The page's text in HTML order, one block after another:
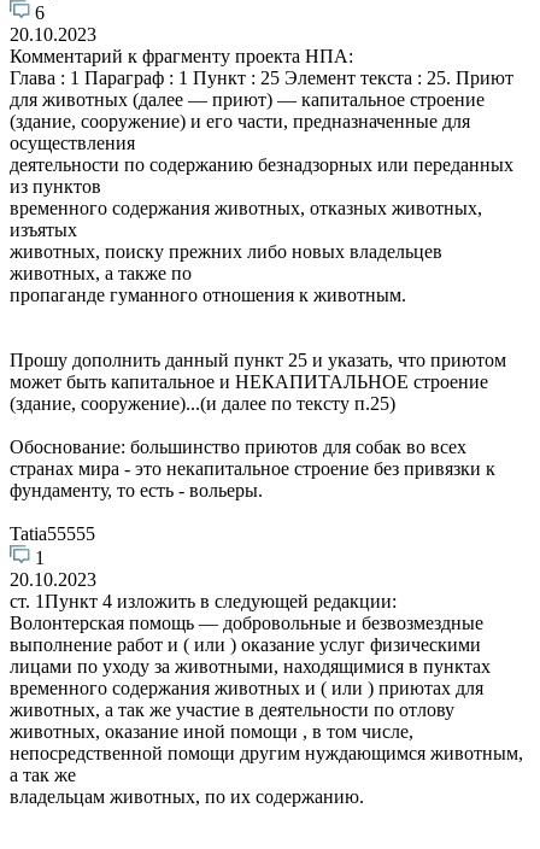
6
20.10.2023
Комментарий к фрагменту проекта НПА:
Глава : 1 Параграф : 1 Пункт : 25 Элемент текста : 25. Приют
для животных (далее — приют) — капитальное строение
(здание, сооружение) и его части, предназначенные для
осуществления
деятельности по содержанию безнадзорных или переданных
из пунктов
временного содержания животных, отказных животных,
изъятых
животных, поиску прежних либо новых владельцев
животных, а также по
пропаганде гуманного отношения к животным.
Прошу дополнить данный пункт 25 и указать, что приютом
может быть капитальное и НЕКАПИТАЛЬНОЕ строение
(здание, сооружение)...(и далее по тексту п.25)
Обоснование: большинство приютов для собак во всех
странах мира - это некапитальное строение без привязки к
фундаменту, то есть - вольеры.
Tatia55555
1
20.10.2023
ст. 1Пункт 4 изложить в следующей редакции:
Волонтерская помощь — добровольные и безвозмездные
выполнение работ и ( или ) оказание услуг физическими
лицами по уходу за животными, находящимися в пунктах
временного содержания животных и ( или ) приютах для
животных, а так же участие в деятельности по отлову
животных, оказание иной помощи , в том числе,
непосредственной помощи другим нуждающимся животным,
а так же
владельцам животных, по их содержанию.